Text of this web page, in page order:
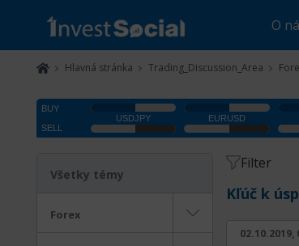
O
Hlavná stránka Trading_Discussion_Area
Všetky témy
Forex
Filter
Kľúč k
02.10.2019,